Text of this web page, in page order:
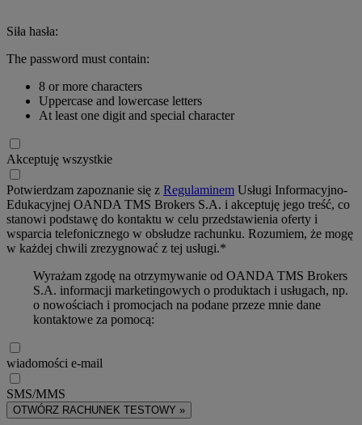
Siła hasła:
The password must contain:
8 or more characters
Uppercase and lowercase letters
At least one digit and special character
Akceptuję wszystkie
Potwierdzam zapoznanie się z Regulaminem Usługi Informacyjno-
Edukacyjnej OANDA TMS Brokers S.A. i akceptuję jego treść, co
stanowi podstawę do kontaktu w celu przedstawienia oferty i
wsparcia telefonicznego w obsłudze rachunku. Rozumiem, że mogę
w każdej chwili zrezygnować z tej usługi.*
Wyrażam zgodę na otrzymywanie od OANDA TMS Brokers
S.A. informacji marketingowych o produktach i usługach, np.
o nowościach i promocjach na podane przeze mnie dane
kontaktowe za pomocą:
wiadomości e-mail
SMS/MMS
OTWÓRZ RACHUNEK TESTOWY »